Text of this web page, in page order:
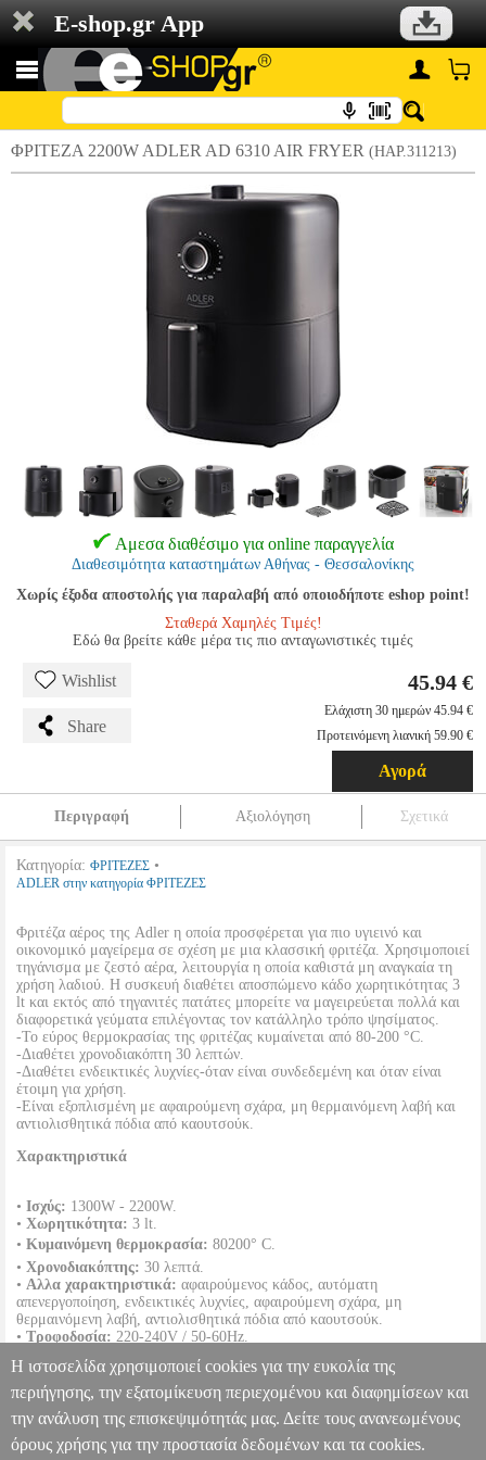
E-shop.gr App
ΦΡΙΤΕΖΑ 2200W ADLER AD 6310 AIR FRYER (HAP.311213)
Αμεσα διαθέσιμο για online παραγγελία
Διαθεσιμότητα καταστημάτων Αθήνας - Θεσσαλονίκης
Χωρίς έξοδα αποστολής για παραλαβή από οποιοδήποτε eshop point!
Σταθερά Χαμηλές Τιμές!
Εδώ θα βρείτε κάθε μέρα τις πιο ανταγωνιστικές τιμές
Wishlist
Share
45.94 €
Ελάχιστη 30 ημερών 45.94 €
Προτεινόμενη λιανική 59.90 €
Αγορά
Περιγραφή Αξιολόγηση Σχετικά
Κατηγορία: ΦΡΙΤΕΖΕΣ •
ADLER στην κατηγορία ΦΡΙΤΕΖΕΣ
Φριτέζα αέρος της Adler η οποία προσφέρεται για πιο υγιεινό και
οικονομικό μαγείρεμα σε σχέση με μια κλασσική φριτέζα. Χρησιμοποιεί
τηγάνισμα με ζεστό αέρα, λειτουργία η οποία καθιστά μη αναγκαία τη
χρήση λαδιού. Η συσκευή διαθέτει αποσπώμενο κάδο χωρητικότητας 3
lt και εκτός από τηγανιτές πατάτες μπορείτε να μαγειρεύεται πολλά και
διαφορετικά γεύματα επιλέγοντας τον κατάλληλο τρόπο ψησίματος.
-Το εύρος θερμοκρασίας της φριτέζας κυμαίνεται από 80-200 °C.
-Διαθέτει χρονοδιακόπτη 30 λεπτών.
-Διαθέτει ενδεικτικές λυχνίες-όταν είναι συνδεδεμένη και όταν είναι
έτοιμη για χρήση.
-Είναι εξοπλισμένη με αφαιρούμενη σχάρα, μη θερμαινόμενη λαβή και
αντιολισθητικά πόδια από καουτσούκ.
Χαρακτηριστικά
• Ισχύς: 1300W - 2200W.
• Χωρητικότητα: 3 lt.
• Κυμαινόμενη θερμοκρασία: 80200° C.
• Χρονοδιακόπτης: 30 λεπτά.
• Αλλα χαρακτηριστικά: αφαιρούμενος κάδος, αυτόματη
απενεργοποίηση, ενδεικτικές λυχνίες, αφαιρούμενη σχάρα, μη
θερμαινόμενη λαβή, αντιολισθητικά πόδια από καουτσούκ.
• Τροφοδοσία: 220-240V / 50-60Hz.
• Μήκος καλωδίου:0.7 m.
•Εγγύηση: 2 χρόνια.DOA 7 ημερών
ΦΡΙΤΕΖΑ 2200W ADLER AD 6310 AIR FRYER HAP.311213
HAP.311213ADLER ADLER ΦΡΙΤΕΖΕΣ Κατηγορία: ΦΡΙΤΕΖΕΣ
Η ιστοσελίδα χρησιμοποιεί cookies για την ευκολία της
περιήγησης, την εξατομίκευση περιεχομένου και διαφημίσεων και
την ανάλυση της επισκεψιμότητάς μας. Δείτε τους ανανεωμένους
όρους χρήσης για την προστασία δεδομένων και τα cookies.